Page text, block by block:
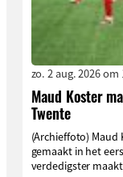
zo. 2 aug. 2026 om
Maud Koster
Twente
(Archieffoto)
gemaakt in het
verdedigster